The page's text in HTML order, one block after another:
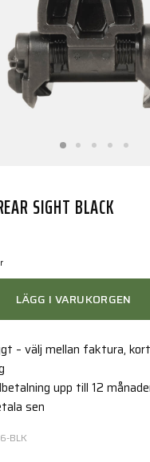
SIGHT BLACK
LÄGG I VARUKORGEN
– välj mellan faktura,
upp till 12
sen
BLK